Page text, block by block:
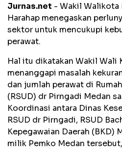
Jurnas.net - Wakil Walikota
Harahap menegaskan
sektor untuk mencukupi
perawat.
Hal itu dikatakan Wakil Wali
menanggapi masalah
dan jumlah perawat di
(RSUD) dr Pirngadi Medan
Koordinasi antara Dinas
RSUD dr Pirngadi, RSUD
Kepegawaian Daerah (BKD)
milik Pemko Medan